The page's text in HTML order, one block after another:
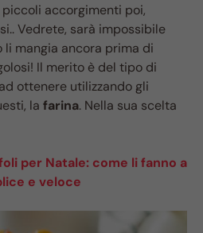
accorgimenti poi,
Vedrete, sarà impossibile
li mangia ancora prima di
Il merito è del tipo di
ottenere utilizzando gli
la farina. Nella sua scelta
per Natale: come li fanno a
e veloce